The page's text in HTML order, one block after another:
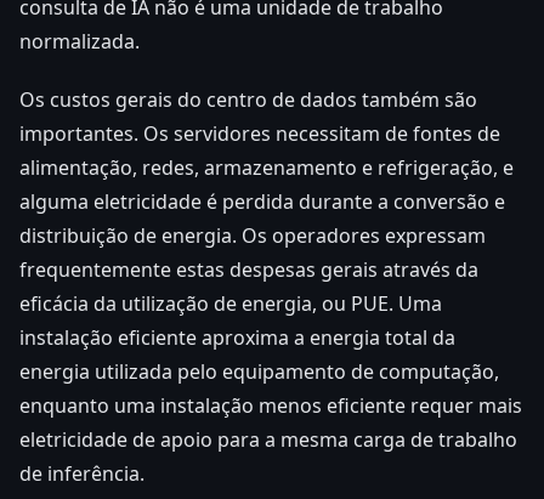
consulta de IA não é uma unidade de trabalho
normalizada.
Os custos gerais do centro de dados também são
importantes. Os servidores necessitam de fontes de
alimentação, redes, armazenamento e refrigeração, e
alguma eletricidade é perdida durante a conversão e
distribuição de energia. Os operadores expressam
frequentemente estas despesas gerais através da
eficácia da utilização de energia, ou PUE. Uma
instalação eficiente aproxima a energia total da
energia utilizada pelo equipamento de computação,
enquanto uma instalação menos eficiente requer mais
eletricidade de apoio para a mesma carga de trabalho
de inferência.